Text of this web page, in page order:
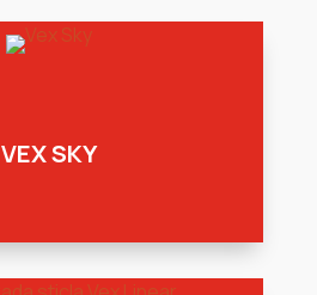
VEX SKY